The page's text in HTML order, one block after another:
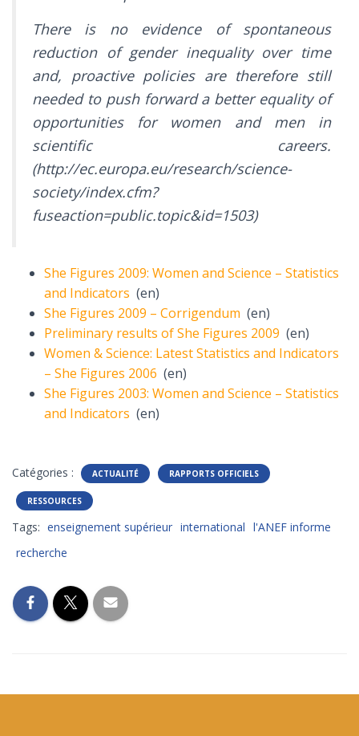
There is no evidence of spontaneous
reduction of gender inequality over time
and, proactive policies are therefore still
needed to push forward a better equality of
opportunities for women and men in
scientific careers.
(http://ec.europa.eu/research/science-
society/index.cfm?
fuseaction=public.topic&id=1503)
She Figures 2009: Women and Science – Statistics
and Indicators (en)
She Figures 2009 – Corrigendum (en)
Preliminary results of She Figures 2009 (en)
Women & Science: Latest Statistics and Indicators
– She Figures 2006 (en)
She Figures 2003: Women and Science – Statistics
and Indicators (en)
Catégories : ACTUALITÉ RAPPORTS OFFICIELS
RESSOURCES
Tags: enseignement supérieur international l'ANEF informe
recherche